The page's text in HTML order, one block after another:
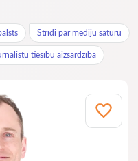
Strīdi par mediju saturu
tiesību aizsardzība